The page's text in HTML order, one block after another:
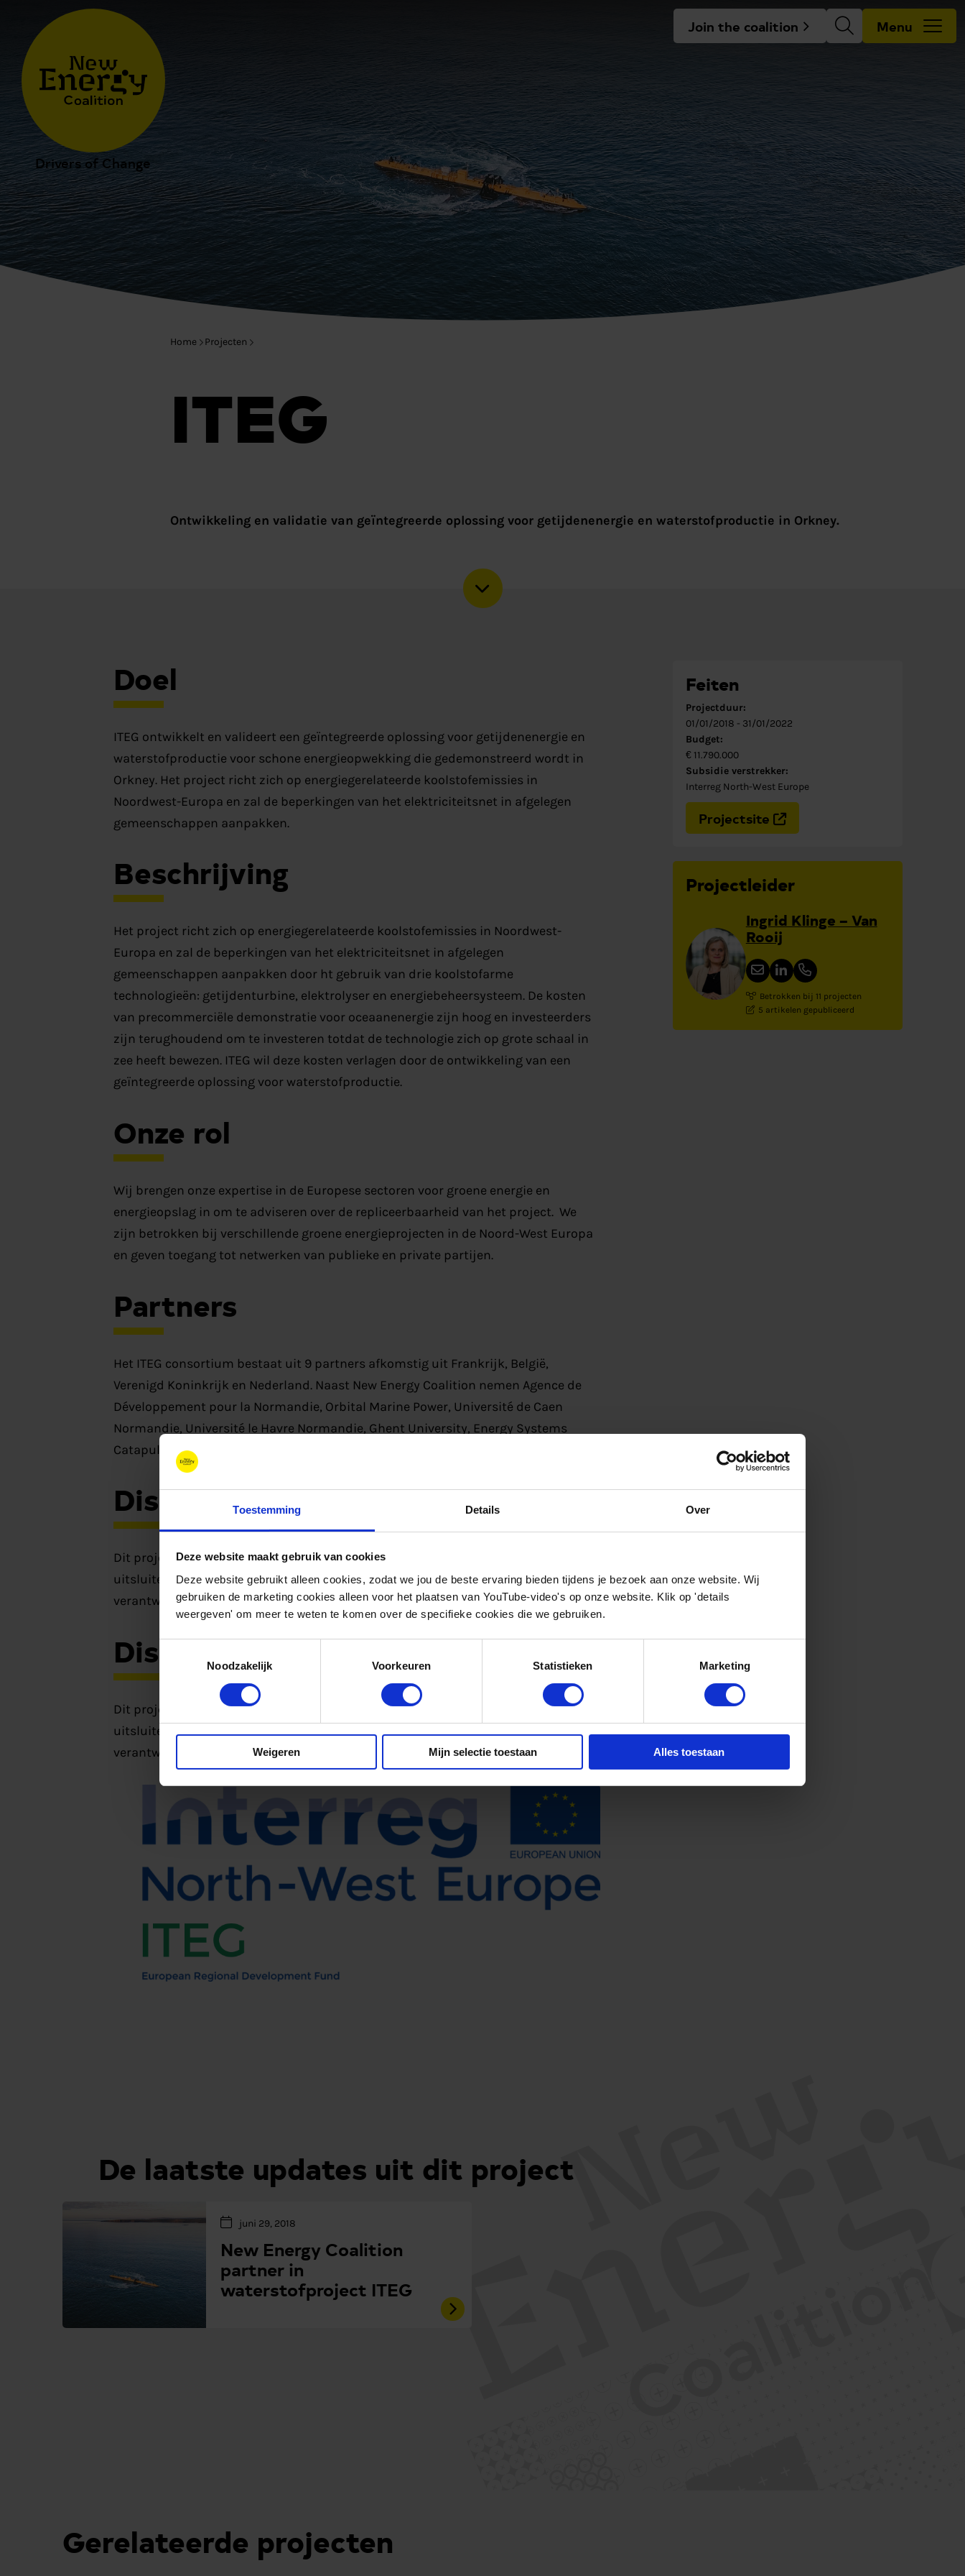
Toestemming Details Over
Deze website maakt gebruik van cookies
Deze website gebruikt alleen cookies, zodat we jou de beste ervaring bieden tijdens je bezoek aan onze website. Wij
gebruiken de marketing cookies alleen voor het plaatsen van YouTube-video's op onze website. Klik op 'details
weergeven' om meer te weten te komen over de specifieke cookies die we gebruiken.
Noodzakelijk
Voorkeuren Statistieken Marketing
Weigeren Mijn selectie toestaan Alles toestaan
Drivers of Change
Join the coalition Menu
Home Projecten
ITEG
Ontwikkeling en validatie van geïntegreerde oplossing voor getijdenenergie en waterstofproductie in Orkney.
Doel
ITEG ontwikkelt en valideert een geïntegreerde oplossing voor getijdenenergie en
waterstofproductie voor schone energieopwekking die gedemonstreerd wordt in
Orkney. Het project richt zich op energiegerelateerde koolstofemissies in
Noordwest-Europa en zal de beperkingen van het elektriciteitsnet in afgelegen
gemeenschappen aanpakken.
Beschrijving
Het project richt zich op energiegerelateerde koolstofemissies in Noordwest-
Europa en zal de beperkingen van het elektriciteitsnet in afgelegen
gemeenschappen aanpakken door ht gebruik van drie koolstofarme
technologieën: getijdenturbine, elektrolyser en energiebeheersysteem. De kosten
van precommerciële demonstratie voor oceaanenergie zijn hoog en investeerders
zijn terughoudend om te investeren totdat de technologie zich op grote schaal in
zee heeft bewezen. ITEG wil deze kosten verlagen door de ontwikkeling van een
geïntegreerde oplossing voor waterstofproductie.
Onze rol
Wij brengen onze expertise in de Europese sectoren voor groene energie en
energieopslag in om te adviseren over de repliceerbaarheid van het project. We
zijn betrokken bij verschillende groene energieprojecten in de Noord-West Europa
en geven toegang tot netwerken van publieke en private partijen.
Partners
Het ITEG consortium bestaat uit 9 partners afkomstig uit Frankrijk, België,
Verenigd Koninkrijk en Nederland. Naast New Energy Coalition nemen Agence de
Développement pour la Normandie, Orbital Marine Power, Université de Caen
Normandie, Université le Havre Normandie, Ghent University, Energy Systems
Catapult, Elogen en Smart Hydrogen Consulting deel aan dit project.
Disclaimer
Dit project is gefinancierd door Interreg North-West Europe. Deze pagina geeft
uitsluitend de visie van de auteur weer en Interreg North-West Europe. is niet
verantwoordelijk voor welk gebruik dan ook van de informatie op deze pagina.
Disclaimer
Dit project is gefinancierd door Interreg North-West Europe. Deze pagina geeft
uitsluitend de visie van de auteur weer en Interreg North-West Europe. is niet
verantwoordelijk voor welk gebruik dan ook van de informatie op deze pagina.
Feiten
Projectduur:
01/01/2018 - 31/01/2022
Budget:
€ 11.790.000
Subsidie verstrekker:
Interreg North-West Europe
Projectsite
Projectleider
Ingrid Klinge – Van
Rooij
Betrokken bij 11 projecten
5 artikelen gepubliceerd
De laatste updates uit dit project
juni 29, 2018
New Energy Coalition
partner in
waterstofproject ITEG
Gerelateerde projecten